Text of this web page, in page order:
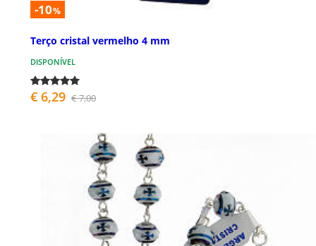
-10%
Terço cristal vermelho 4 mm
DISPONÍVEL
€ 6,29 € 7,00